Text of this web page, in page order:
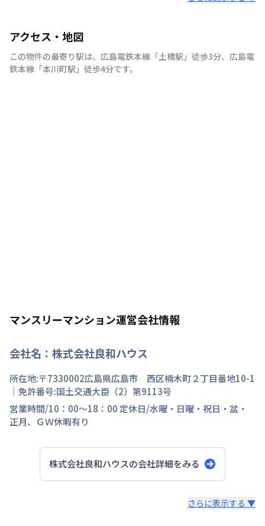
アクセス・地図
この物件の最寄り駅は、 広島電鉄本線 「土橋駅 」 徒歩3分、 広島電
鉄本線 「本川町駅 」 徒歩4分です。
マンスリーマンション運営会社情報
会社名： 株式会社良和ハウス
所在地:〒7330002広島県広島市 西区楠木町２丁目番地10-1
｜免許番号:国土交通大臣（2）第9113号
営業時間/10：00～18：00 定休日/水曜・日曜・祝日・盆・
正月、ＧＷ休暇有り
株式会社良和ハウスの会社詳細をみる
さらに表示する ▼